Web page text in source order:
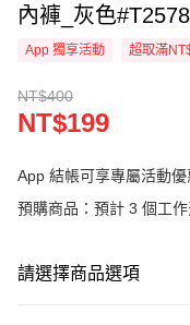
內褲_灰色#T2578
App 獨享活動 超取滿
NT$400
NT$199
App 結帳可享專屬活動優
預購商品：預計 3 個工
請選擇商品選項